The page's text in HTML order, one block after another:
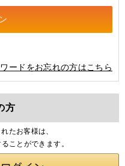
ードをお忘れの方はこちら
方
たお客様は、
ことができます。